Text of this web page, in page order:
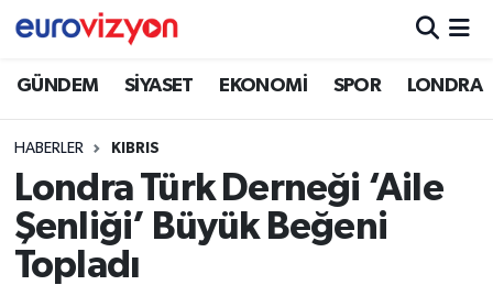
GÜNDEM SİYASET EKONOMİ SPOR LONDRA
HABERLER KIBRIS
Londra Türk Derneği ‘Aile
Şenliği’ Büyük Beğeni
Topladı